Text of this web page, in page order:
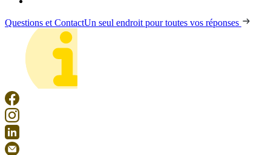
Questions et ContactUn seul endroit pour toutes vos réponses